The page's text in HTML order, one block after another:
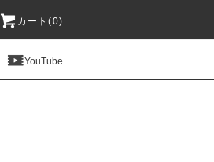
カート(0)
YouTube